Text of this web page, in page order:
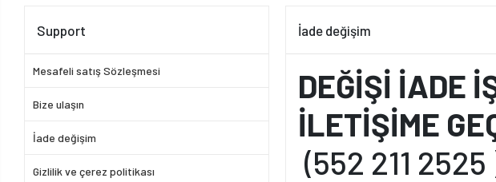
Support
Mesafeli satış Sözleşmesi
Bize ulaşın
İade değişim
Gizlilik ve çerez politikası
İade değişim
DEĞİŞİ İADE
İLETİŞİME
(552 211 2525